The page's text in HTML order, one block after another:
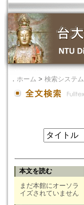
． ホーム > 検索システム
本文を読む
まだ本館にオーソラ
イズされていません